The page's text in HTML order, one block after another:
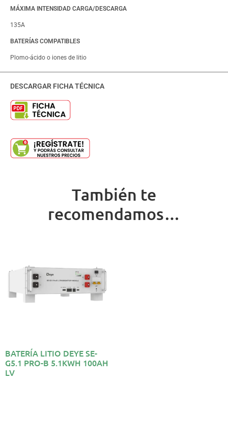
MÁXIMA INTENSIDAD CARGA/DESCARGA
135A
BATERÍAS COMPATIBLES
Plomo-ácido o iones de litio
DESCARGAR FICHA TÉCNICA
También te
recomendamos…
BATERÍA LITIO DEYE SE-
G5.1 PRO-B 5.1KWH 100AH
LV